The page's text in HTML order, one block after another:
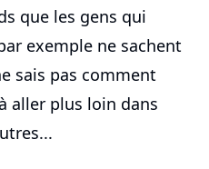
que les gens qui
exemple ne sachent
sais pas comment
aller plus loin dans